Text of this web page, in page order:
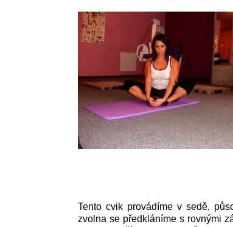
Tento cvik provádíme v sedě,
zvolna se předkláníme s rovnými